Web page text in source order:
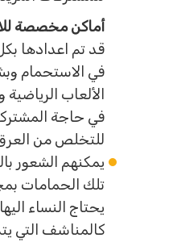
أماكن مخصصة
قد تم اعدادها
في الاستحمام
الألعاب الرياضية
في حاجة
للتخلص من العرق
يمكنهم الشعور
تلك الحمامات
يحتاج النساء
كالمناشف التي